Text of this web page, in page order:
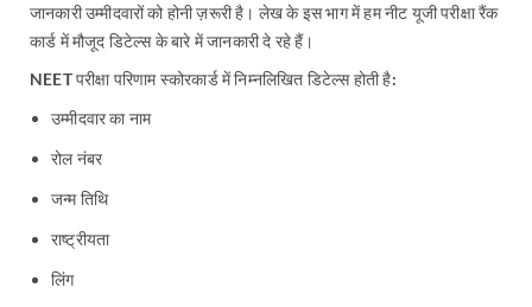
जानकारी उम्मीदवारों को होनी ज़रूरी है। लेख के इस भाग में हम नीट यूजी परीक्षा रैंक
कार्ड में मौजूद डिटेल्स के बारे में जानकारी दे रहे हैं।
NEET परीक्षा परिणाम स्कोरकार्ड में निम्नलिखित डिटेल्स होती है:
उम्मीदवार का नाम
रोल नंबर
जन्म तिथि
राष्ट्रीयता
लिंग